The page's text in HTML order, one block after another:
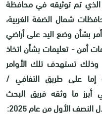
الذي تم توثيقه في محافظة
شمال الضفة الغربية،
بشأن وضع اليد على أراضي
أمن - تعليمات بشأن اتخاذ
تستهدف تلك الأوامر
إما على طريق التفافي /
أبرز ما وثقه فريق البحث
الأول من عام 2025
: